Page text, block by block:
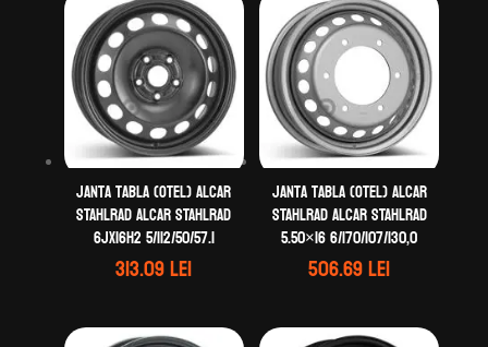
Janta tabla (otel) ALCAR
STAHLRAD ALCAR STAHLRAD
6Jx16H2 5/112/50/57.1
313.09lei
Janta tabla (otel) ALCAR
STAHLRAD ALCAR STAHLRAD
5.50×16 6/170/107/130,0
506.69lei